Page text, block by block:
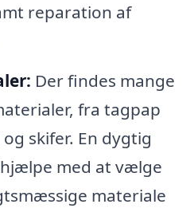
reparation af
Der findes mange
fra tagpap
skifer. En dygtig
med at vælge
materiale